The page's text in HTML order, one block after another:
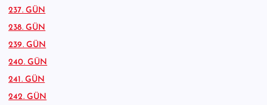
237. GÜN
238. GÜN
239. GÜN
240. GÜN
241. GÜN
242. GÜN